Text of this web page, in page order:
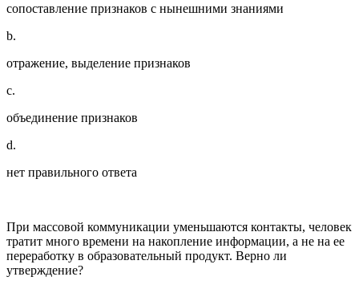
сопоставление признаков с нынешними знаниями
b.
отражение, выделение признаков
c.
объединение признаков
d.
нет правильного ответа
При массовой коммуникации уменьшаются контакты, человек
тратит много времени на накопление информации, а не на ее
переработку в образовательный продукт. Верно ли
утверждение?